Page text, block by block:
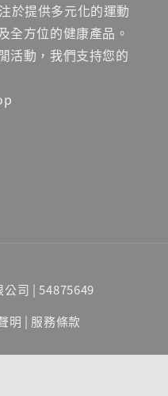
於提供多元化的運動
全方位的健康產品。
活動，我們支持您的
司 | 54875649
明 | 服務條款